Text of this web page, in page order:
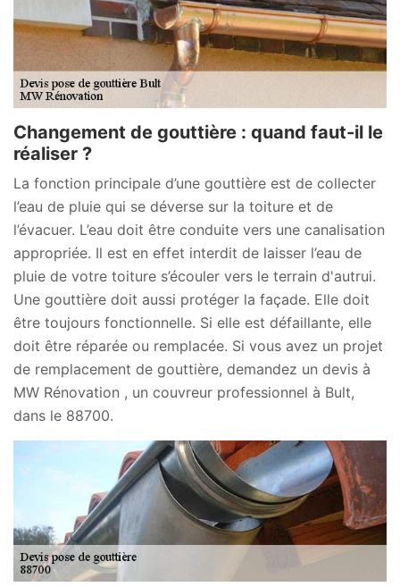
Changement de gouttière : quand faut-il le
réaliser ?
La fonction principale d’une gouttière est de collecter
l’eau de pluie qui se déverse sur la toiture et de
l’évacuer. L’eau doit être conduite vers une canalisation
appropriée. Il est en effet interdit de laisser l’eau de
pluie de votre toiture s’écouler vers le terrain d'autrui.
Une gouttière doit aussi protéger la façade. Elle doit
être toujours fonctionnelle. Si elle est défaillante, elle
doit être réparée ou remplacée. Si vous avez un projet
de remplacement de gouttière, demandez un devis à
MW Rénovation , un couvreur professionnel à Bult,
dans le 88700.